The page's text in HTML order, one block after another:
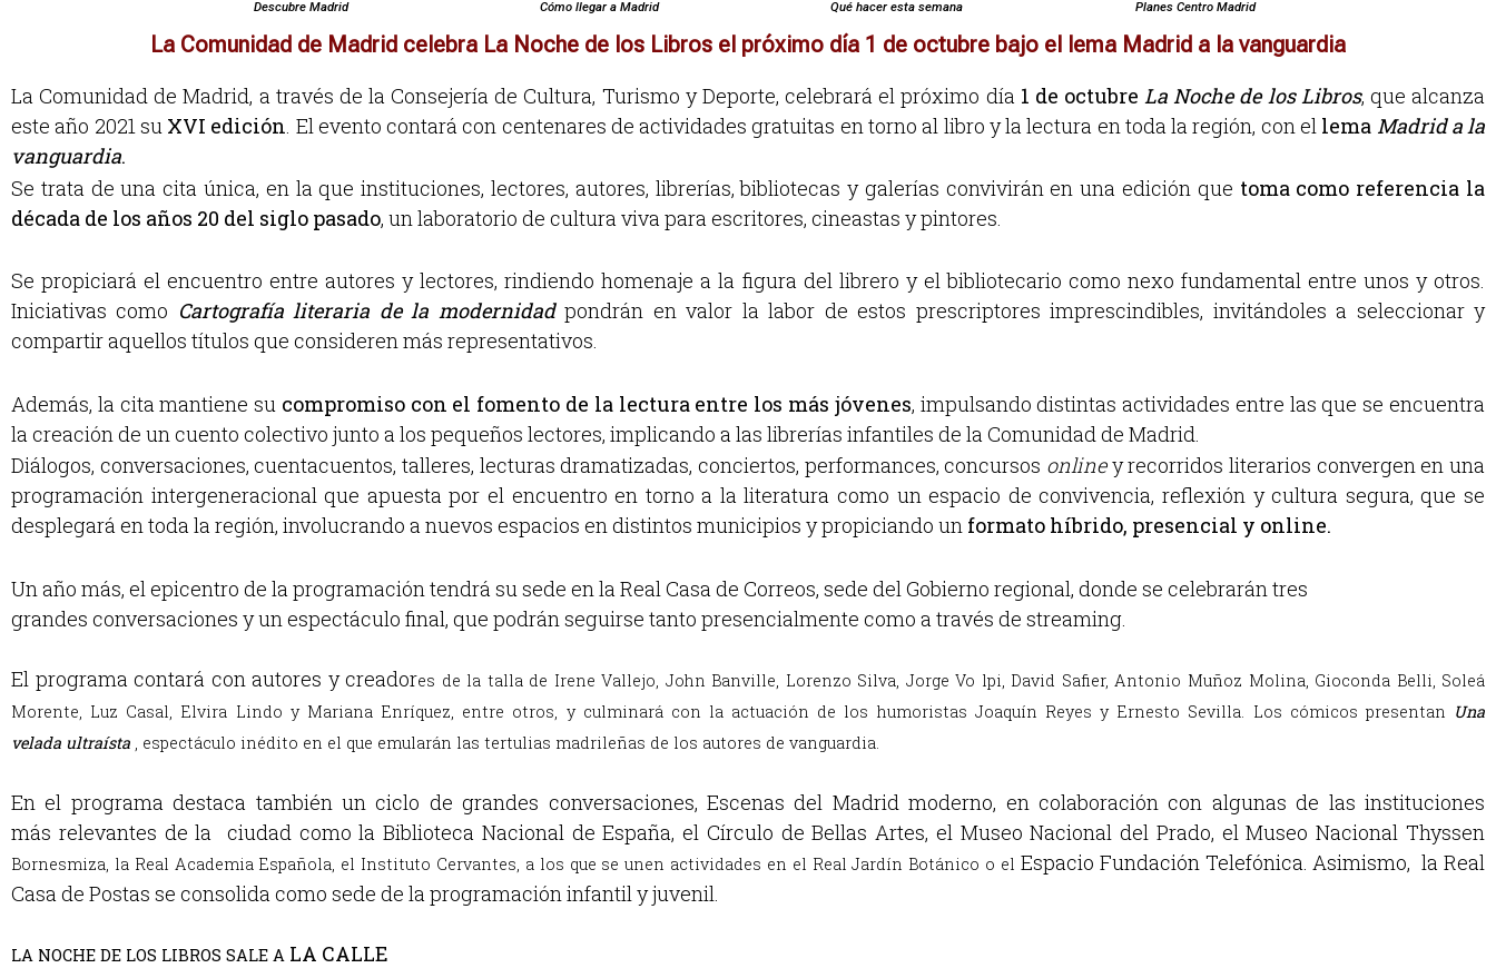
Descubre Madrid Cómo llegar a Madrid Qué hacer esta semana Planes Centro Madrid
La Comunidad de Madrid celebra La Noche de los Libros el próximo día 1 de octubre bajo el lema Madrid a la vanguardia
La Comunidad de Madrid, a través de la Consejería de Cultura, Turismo y Deporte, celebrará el próximo día1 de octubreLa Noche de los Libros, que alcanza
este año 2021 su XVI edición. El evento contará con centenares de actividades gratuitas en torno al libro y la lectura en toda la región, con el lema Madrid a la
vanguardia.
Se trata de una cita única, en la que instituciones, lectores, autores, librerías, bibliotecas y galerías convivirán en una edición que toma como referencia la
década de los años 20 del siglo pasado, un laboratorio de cultura viva para escritores, cineastas y pintores.
Se propiciará el encuentro entre autores y lectores, rindiendo homenaje a la figura del librero y el bibliotecario como nexo fundamental entre unos y otros.
Iniciativas como Cartografía literaria de la modernidad pondrán en valor la labor de estos prescriptores imprescindibles, invitándoles a seleccionar y
compartir aquellos títulos que consideren más representativos.
Además, la cita mantiene su compromiso con el fomento de la lectura entre los más jóvenes, impulsando distintas actividades entre las que se encuentra
la creación de un cuento colectivo junto a los pequeños lectores, implicando a las librerías infantiles de la Comunidad de Madrid.
Diálogos, conversaciones, cuentacuentos, talleres, lecturas dramatizadas, conciertos, performances, concursos onliney recorridos literarios convergen en una
programación intergeneracional que apuesta por el encuentro en torno a la literatura como un espacio de convivencia, reflexión y cultura segura, que se
desplegará en toda la región, involucrando a nuevos espacios en distintos municipios y propiciando un formato híbrido, presencial y online.
Un año más, el epicentro de la programación tendrá su sede en la Real Casa de Correos, sede del Gobierno regional, donde se celebrarán tres
grandes conversaciones y un espectáculo final, que podrán seguirse tanto presencialmente como a través de streaming.
El programa contará con autores y creadores de la talla de Irene Vallejo, John Banville, Lorenzo Silva, Jorge Vo lpi, David Safier,Antonio Muñoz Molina, Gioconda Belli, Soleá
Morente, Luz Casal, Elvira Lindo y Mariana Enríquez, entre otros, y culminará con la actuación de los humoristas Joaquín Reyes y Ernesto Sevilla. Los cómicos presentan Una
velada ultraísta , espectáculo inédito en el que emularán las tertulias madrileñas de los autores de vanguardia.
En el programa destaca también un ciclo de grandes conversaciones, Escenas del Madrid moderno, en colaboración con algunas de las instituciones
más relevantes de la ciudad como la Biblioteca Nacional de España, el Círculo de Bellas Artes, el Museo Nacional del Prado, el Museo Nacional Thyssen
Bornesmiza, la Real Academia Española, el Instituto Cervantes, a los que se unen actividades en el Real Jardín Botánico o el Espacio Fundación Telefónica. Asimismo, la Real
Casa de Postas se consolida como sede de la programación infantil y juvenil.
LA NOCHE DE LOS LIBROS SALE A LA CALLE